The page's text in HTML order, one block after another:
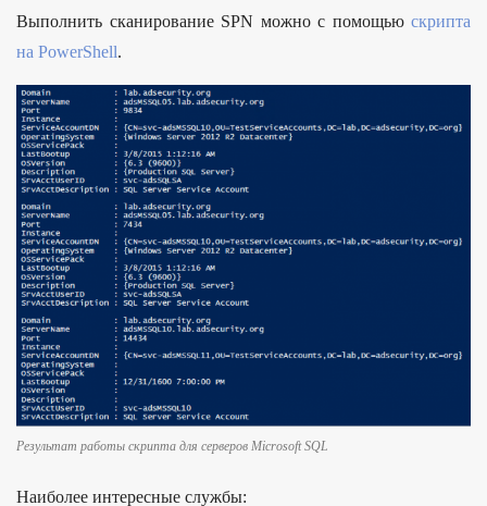
Выполнить сканирование SPN можно с помощью скрипта
на PowerShell.
Результат работы скрипта для серверов Microsoft SQL
Наиболее интересные службы: